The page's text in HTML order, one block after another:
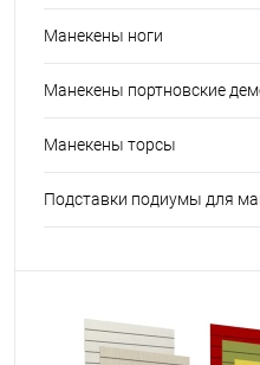
Манекены ноги
Манекены портновские
Манекены торсы
Подставки подиумы для